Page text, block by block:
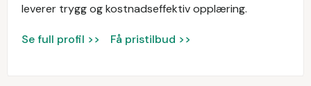
leverer trygg og kostnadseffektiv opplæring.
Se full profil >> Få pristilbud >>